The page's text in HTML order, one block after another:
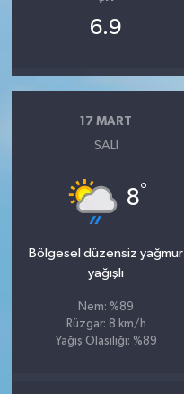
6.9
17 MART
SALI
8°
Bölgesel düzensiz yağmur
yağışlı
Nem: %89
Rüzgar: 8 km/h
Yağış Olasılığı: %89